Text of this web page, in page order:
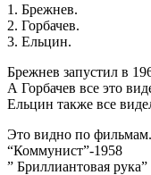
1. Брежнев.
2. Горбачев.
3. Ельцин.
Брежнев запустил в
А Горбачев все это
Ельцин также все
Это видно по фильмам.
“Коммунист”-1958
” Бриллиантовая